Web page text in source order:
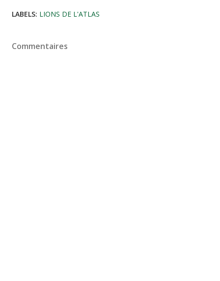
LABELS: LIONS DE L'ATLAS
Commentaires